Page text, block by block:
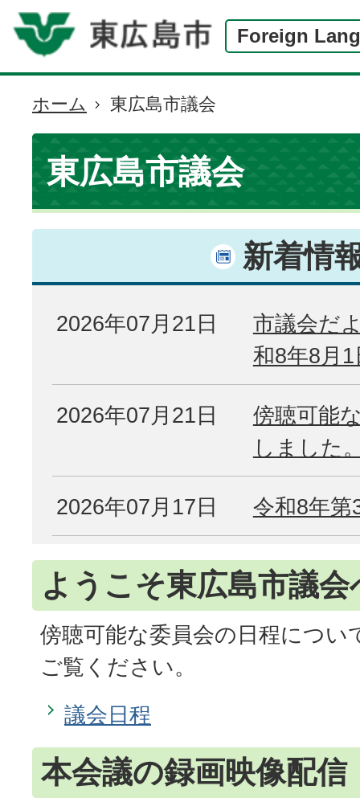
Foreign
現
在
の
位
置
ホーム 東広島市議会
東広島市議会
新着情
2026年07月21日
市議会だ
和8年8月
2026年07月21日
傍聴可能
しました
2026年07月17日 令和8年第
ようこそ東広島市議会
傍聴可能な委員会の日程につい
ご覧ください。
議会日程
本会議の録画映像配信